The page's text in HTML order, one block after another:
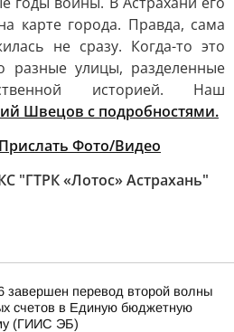
карте города. Правда, сама
не сразу. Когда-то это
разные улицы, разделенные
историей. Наш
Швецов с подробностями.
Прислать Фото/Видео
"ГТРК «Лотос» Астрахань"
завершен перевод второй волны
счетов в Единую бюджетную
(ГИИС ЭБ)